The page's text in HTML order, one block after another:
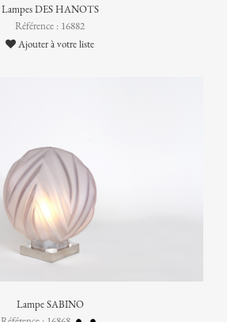
Lampes DES HANOTS
Référence : 16882
Ajouter à votre liste
Lampe SABINO